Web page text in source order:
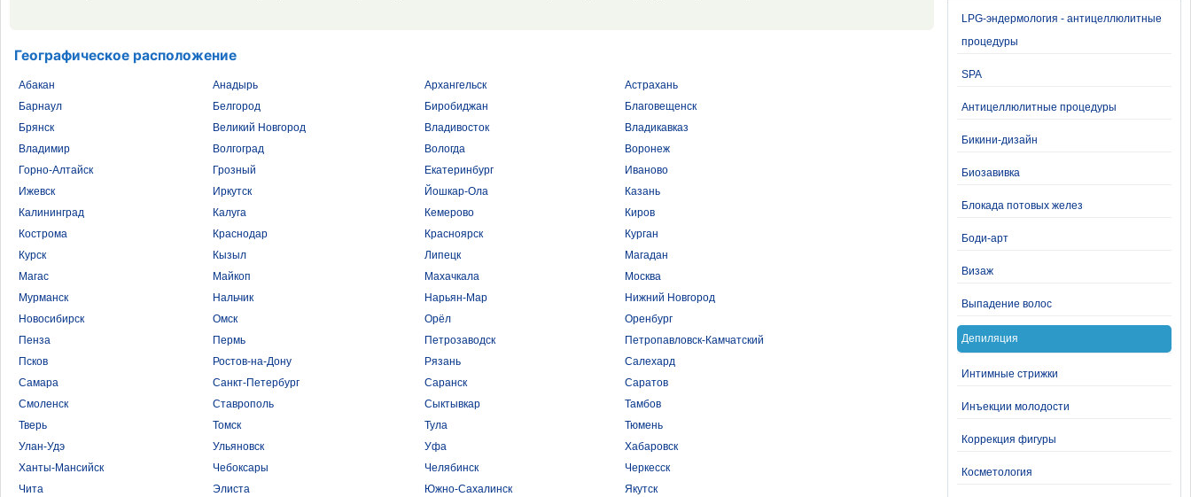
Географическое расположение
Абакан Анадырь Архангельск
Астрахань
Барнаул
Белгород Биробиджан
Благовещенск
Брянск
Великий Новгород Владивосток
Владикавказ
Владимир
Волгоград Вологда
Воронеж
Горно-Алтайск
Грозный Екатеринбург
Иваново
Ижевск
Иркутск Йошкар-Ола
Казань
Калининград
Калуга Кемерово
Киров
Кострома
Краснодар Красноярск
Курган
Курск
Кызыл Липецк
Магадан
Магас
Майкоп Махачкала
Москва
Мурманск
Нальчик Нарьян-Мар
Нижний Новгород
Новосибирск
Омск Орёл
Оренбург
Пенза
Пермь Петрозаводск
Петропавловск-Камчатский
Псков
Ростов-на-Дону Рязань
Салехард
Самара
Санкт-Петербург Саранск
Саратов
Смоленск
Ставрополь Сыктывкар
Тамбов
Тверь
Томск Тула
Тюмень
Улан-Удэ
Ульяновск Уфа
Хабаровск
Ханты-Мансийск
Чебоксары Челябинск
Черкесск
Чита
Элиста Южно-Сахалинск
Якутск
LPG-эндермология - антицеллюлитные
процедуры
SPA
Антицеллюлитные процедуры
Бикини-дизайн
Биозавивка
Блокада потовых желез
Боди-арт
Визаж
Выпадение волос
Депиляция
Интимные стрижки
Инъекции молодости
Коррекция фигуры
Косметология